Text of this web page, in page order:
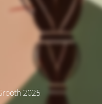
2025